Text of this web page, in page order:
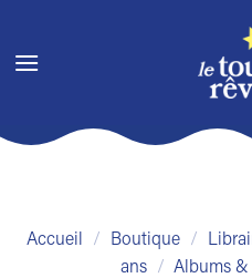
contenu
Accueil / Boutique /
ans
/ Albums &